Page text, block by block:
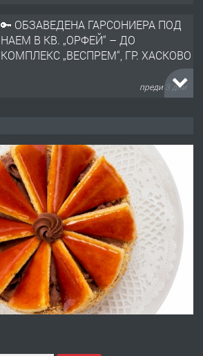
🔑 ОБЗАВЕДЕНА ГАРСОНИЕРА ПОД
НАЕМ В КВ. „ОРФЕЙ“ – ДО
КОМПЛЕКС „ВЕСПРЕМ“, ГР. ХАСКОВО
преди 3 дни
АПАРТАМЕНТ В ЦЕНТЪРА НА ГР.
ХАСКОВО
преди 4 дни
Давам гараж под наем
преди 4 дни
№4120 Магазин/Офис под наем в кв.